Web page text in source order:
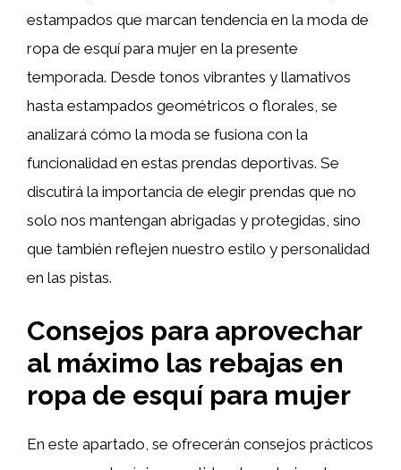
estampados que marcan tendencia en la moda de
ropa de esquí para mujer en la presente
temporada. Desde tonos vibrantes y llamativos
hasta estampados geométricos o florales, se
analizará cómo la moda se fusiona con la
funcionalidad en estas prendas deportivas. Se
discutirá la importancia de elegir prendas que no
solo nos mantengan abrigadas y protegidas, sino
que también reflejen nuestro estilo y personalidad
en las pistas.
Consejos para aprovechar
al máximo las rebajas en
ropa de esquí para mujer
En este apartado, se ofrecerán consejos prácticos